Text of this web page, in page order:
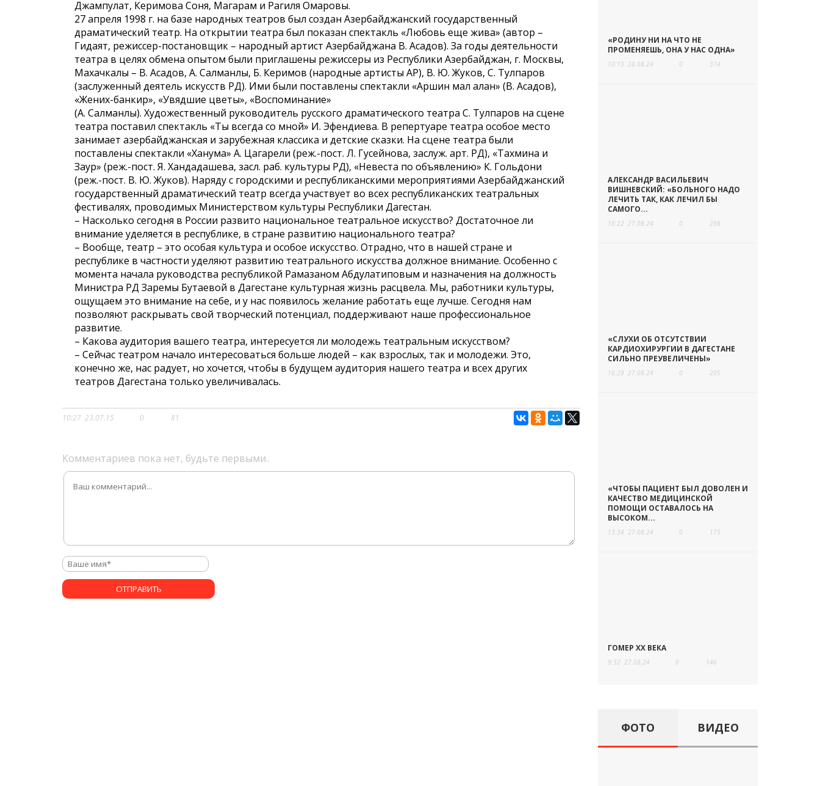
Джампулат, Керимова Соня, Магарам и Рагиля Омаровы.
27 апреля 1998 г. на базе народных театров был создан Азербайджанский государственный
драматический театр. На открытии театра был показан спектакль «Любовь еще жива» (автор –
Гидаят, режиссер-постановщик – народный артист Азербайджана В. Асадов). За годы деятельности
театра в целях обмена опытом были приглашены режиссеры из Республики Азербайджан, г. Москвы,
Махачкалы – В. Асадов, А. Салманлы, Б. Керимов (народные артисты АР), В. Ю. Жуков, С. Тулпаров
(заслуженный деятель искусств РД). Ими были поставлены спектакли «Аршин мал алан» (В. Асадов),
«Жених-банкир», «Увядшие цветы», «Воспоминание»
(А. Салманлы). Художественный руководитель русского драматического театра С. Тулпаров на сцене
театра поставил спектакль «Ты всегда со мной» И. Эфендиева. В репертуаре театра особое место
занимает азербайджанская и зарубежная классика и детские сказки. На сцене театра были
поставлены спектакли «Ханума» А. Цагарели (реж.-пост. Л. Гусейнова, заслуж. арт. РД), «Тахмина и
Заур» (реж.-пост. Я. Хандадашева, засл. раб. культуры РД), «Невеста по объявлению» К. Гольдони
(реж.-пост. В. Ю. Жуков). Наряду с городскими и республиканскими мероприятиями Азербайджанский
государственный драматический театр всегда участвует во всех республиканских театральных
фестивалях, проводимых Министерством культуры Республики Дагестан.
– Насколько сегодня в России развито национальное театральное искусство? Достаточное ли
внимание уделяется в республике, в стране развитию национального театра?
– Вообще, театр – это особая культура и особое искусство. Отрадно, что в нашей стране и
республике в частности уделяют развитию театрального искусства должное внимание. Особенно с
момента начала руководства республикой Рамазаном Абдулатиповым и назначения на должность
Министра РД Заремы Бутаевой в Дагестане культурная жизнь расцвела. Мы, работники культуры,
ощущаем это внимание на себе, и у нас появилось желание работать еще лучше. Сегодня нам
позволяют раскрывать свой творческий потенциал, поддерживают наше профессиональное
развитие.
– Какова аудитория вашего театра, интересуется ли молодежь театральным искусством?
– Сейчас театром начало интересоваться больше людей – как взрослых, так и молодежи. Это,
конечно же, нас радует, но хочется, чтобы в будущем аудитория нашего театра и всех других
театров Дагестана только увеличивалась.
10:27 23.07.15 0 81
Комментариев пока нет, будьте первыми..
«РОДИНУ НИ НА ЧТО НЕ
ПРОМЕНЯЕШЬ, ОНА У НАС ОДНА»
10:13 28.08.24 0 374
АЛЕКСАНДР ВАСИЛЬЕВИЧ
ВИШНЕВСКИЙ: «БОЛЬНОГО НАДО
ЛЕЧИТЬ ТАК, КАК ЛЕЧИЛ БЫ
САМОГО...
18:22 27.08.24 0 298
«СЛУХИ ОБ ОТСУТСТВИИ
КАРДИОХИРУРГИИ В ДАГЕСТАНЕ
СИЛЬНО ПРЕУВЕЛИЧЕНЫ»
16:29 27.08.24 0 205
«ЧТОБЫ ПАЦИЕНТ БЫЛ ДОВОЛЕН И
КАЧЕСТВО МЕДИЦИНСКОЙ
ПОМОЩИ ОСТАВАЛОСЬ НА
ВЫСОКОМ...
13:34 27.08.24 0 175
ГОМЕР ХХ ВЕКА
9:32 27.08.24 0 146
ФОТО ВИДЕО